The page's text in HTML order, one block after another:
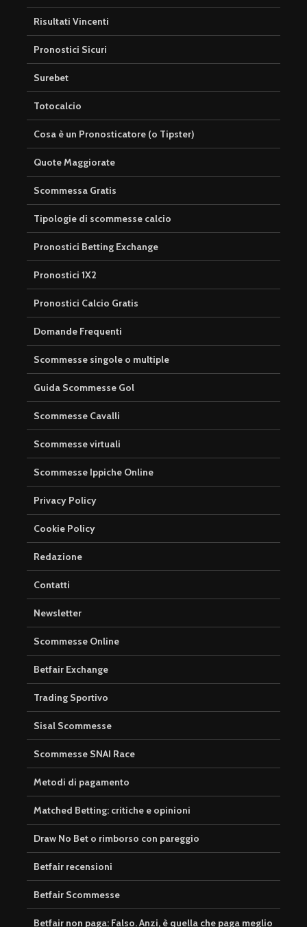
Risultati Vincenti
Pronostici Sicuri
Surebet
Totocalcio
Cosa è un Pronosticatore (o Tipster)
Quote Maggiorate
Scommessa Gratis
Tipologie di scommesse calcio
Pronostici Betting Exchange
Pronostici 1X2
Pronostici Calcio Gratis
Domande Frequenti
Scommesse singole o multiple
Guida Scommesse Gol
Scommesse Cavalli
Scommesse virtuali
Scommesse Ippiche Online
Privacy Policy
Cookie Policy
Redazione
Contatti
Newsletter
Scommesse Online
Betfair Exchange
Trading Sportivo
Sisal Scommesse
Scommesse SNAI Race
Metodi di pagamento
Matched Betting: critiche e opinioni
Draw No Bet o rimborso con pareggio
Betfair recensioni
Betfair Scommesse
Betfair non paga: Falso. Anzi, è quella che paga meglio